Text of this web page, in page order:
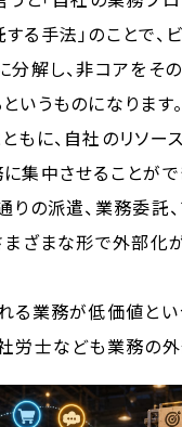
る手法」のことで、
分解し、非コアをそ
いうものになります
もに、自社のリソー
集中させることがで
りの派遣、業務委託、
まざまな形で外部化
る業務が低価値と
労士なども業務の外